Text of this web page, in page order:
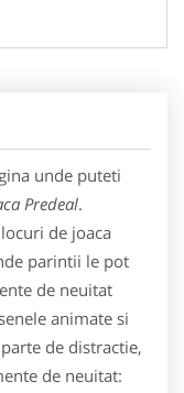
unde puteti
Predeal.
de joaca
parintii le pot
de neuitat
animate si
de distractie,
de neuitat: